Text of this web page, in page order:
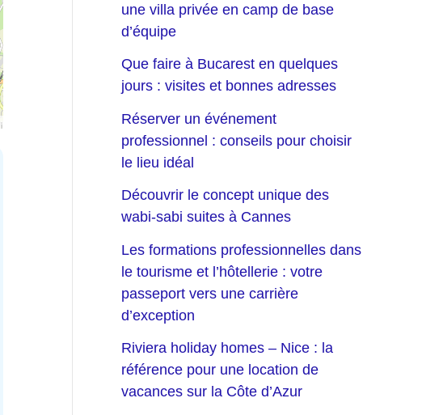
une villa privée en camp de base
d’équipe
Que faire à Bucarest en quelques
jours : visites et bonnes adresses
Réserver un événement
professionnel : conseils pour choisir
le lieu idéal
Découvrir le concept unique des
wabi-sabi suites à Cannes
Les formations professionnelles dans
le tourisme et l’hôtellerie : votre
passeport vers une carrière
d’exception
Riviera holiday homes – Nice : la
référence pour une location de
vacances sur la Côte d’Azur